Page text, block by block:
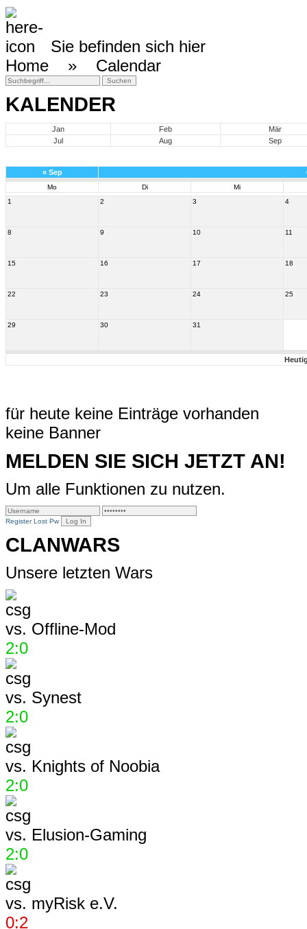
Sie befinden sich hier
Home » Calendar
KALENDER
Jan Feb
Mär
Jul
Aug Sep
« Sep
Mo Di
Mi
1
2 3 4
8 9 10 11
15 16 17 18
22 23 24 25
29 30 31
für heute keine Einträge vorhanden
keine Banner
MELDEN SIE SICH JETZT AN!
Um alle Funktionen zu nutzen.
Register Lost Pw
CLANWARS
Unsere letzten Wars
vs. Offline-Mod
2:0
vs. Synest
2:0
vs. Knights of Noobia
2:0
vs. Elusion-Gaming
2:0
vs. myRisk e.V.
0:2